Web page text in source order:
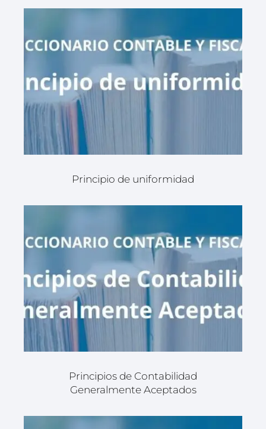
Principio de uniformidad
Principios de Contabilidad
Generalmente Aceptados